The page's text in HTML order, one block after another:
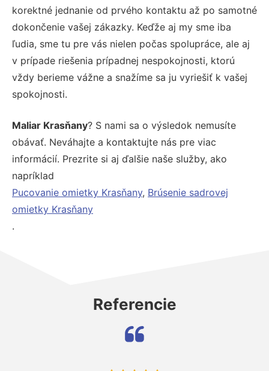
korektné jednanie od prvého kontaktu až po samotné
dokončenie vašej zákazky. Keďže aj my sme iba
ľudia, sme tu pre vás nielen počas spolupráce, ale aj
v prípade riešenia prípadnej nespokojnosti, ktorú
vždy berieme vážne a snažíme sa ju vyriešiť k vašej
spokojnosti.
Maliar Krasňany? S nami sa o výsledok nemusíte
obávať. Neváhajte a kontaktujte nás pre viac
informácií. Prezrite si aj ďalšie naše služby, ako
napríklad
Pucovanie omietky Krasňany, Brúsenie sadrovej
omietky Krasňany
.
Referencie